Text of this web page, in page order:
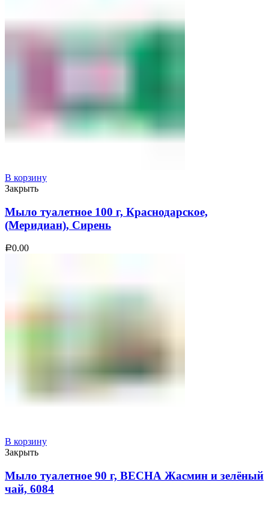
В корзину
Закрыть
Мыло туалетное 100 г, Краснодарское,
(Меридиан), Сирень
Р0.00
В корзину
Закрыть
Мыло туалетное 90 г, ВЕСНА Жасмин и зелёный
чай, 6084